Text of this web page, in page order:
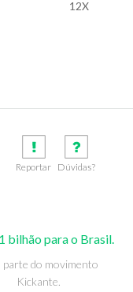
12X
Reportar Dúvidas?
bilhão para o Brasil.
parte do movimento
Kickante.